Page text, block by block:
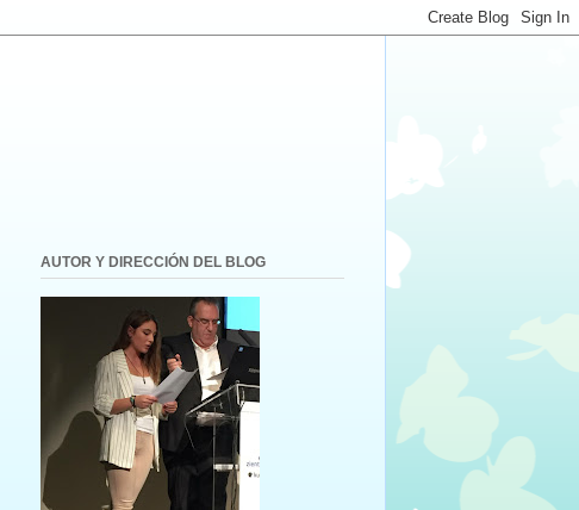
AUTOR Y DIRECCIÓN DEL BLOG